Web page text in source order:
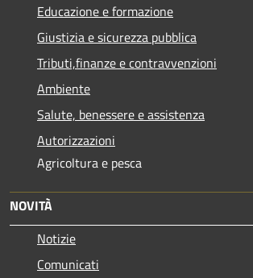
Educazione e formazione
Giustizia e sicurezza pubblica
Tributi,finanze e contravvenzioni
Ambiente
Salute, benessere e assistenza
Autorizzazioni
Agricoltura e pesca
NOVITÀ
Notizie
Comunicati